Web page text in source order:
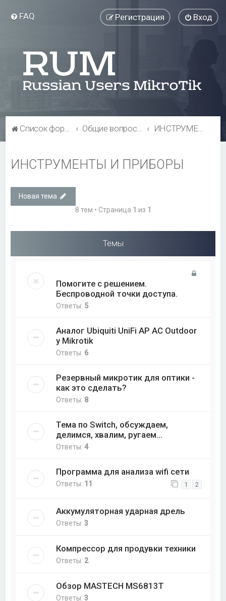
FAQ Вход
Регистрация
Список форумов Общие вопросы ИНСТРУМЕНТЫ И ПРИБОРЫ
ИНСТРУМЕНТЫ И ПРИБОРЫ
Новая тема
8 тем • Страница 1 из 1
Темы
Помогите с решением.
Беспроводной точки доступа.
Ответы: 5
Аналог Ubiquiti UniFi AP AC Outdoor
у Mikrotik
Ответы: 6
Резервный микротик для оптики -
как это сделать?
Ответы: 8
Тема по Switch, обсуждаем,
делимся, хвалим, ругаем...
Ответы:4
Программа для анализа wifi сети
Ответы: 11 1 2
Аккумуляторная ударная дрель
Ответы:3
Компрессор для продувки техники
Ответы: 2
Обзор MASTECH MS6813T
Ответы:3